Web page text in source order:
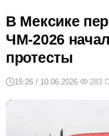
В Мексике
ЧМ-2026
протесты
15:26 / 10.06.2026· 283·